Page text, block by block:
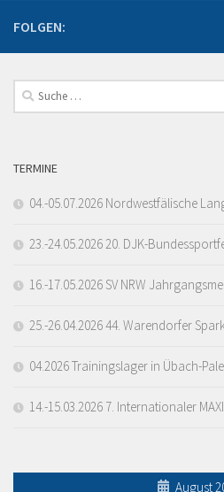
FOLGEN:
Suche
nach:
TERMINE
04.-05.07.2026 Nordwestfälische
23.-24.05.2026 20. DJK-
16.-17.05.2026 SV NRW
25.-26.04.2026 44. Warendorfer
04.2026 Trainingslager in Übach-
14.-15.03.2026 7. Internationaler
August